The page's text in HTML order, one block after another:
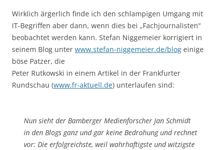
Wirklich ärgerlich finde ich den schlampigen Umgang mit
IT-Begriffen aber dann, wenn dies bei „Fachjournalisten“
beobachtet werden kann. Stefan Niggemeier korrigiert in
seinem Blog unter www.stefan-niggemeier.de/blog einige
böse Patzer, die
Peter Rutkowski in einem Artikel in der Frankfurter
Rundschau (www.fr-aktuell.de) unterlaufen sind:
Nun sieht der Bamberger Medienforscher Jan Schmidt
in den Blogs ganz und gar keine Bedrohung und rechnet
vor: Die erfolgreichste, weil wahrhaftigste und witzigste